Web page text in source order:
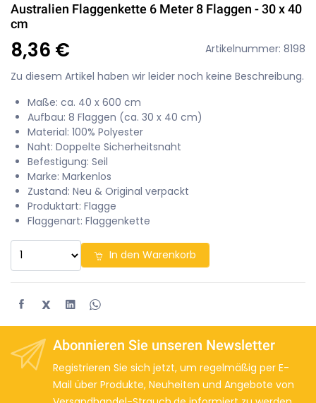
Australien Flaggenkette 6 Meter 8 Flaggen - 30 x 40
cm
8,36 €
Artikelnummer: 8198
Zu diesem Artikel haben wir leider noch keine Beschreibung.
Maße: ca. 40 x 600 cm
Aufbau: 8 Flaggen (ca. 30 x 40 cm)
Material: 100% Polyester
Naht: Doppelte Sicherheitsnaht
Befestigung: Seil
Marke: Markenlos
Zustand: Neu & Original verpackt
Produktart: Flagge
Flaggenart: Flaggenkette
In den Warenkorb
X
Abonnieren Sie unseren Newsletter
Registrieren Sie sich jetzt, um regelmäßig per E-
Mail über Produkte, Neuheiten und Angebote von